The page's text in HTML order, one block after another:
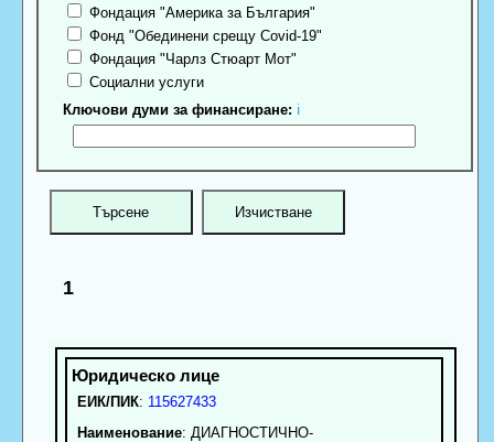
Фондация "Америка за България"
Фонд "Обединени срещу Covid-19"
Фондация "Чарлз Стюарт Мот"
Социални услуги
Ключови думи за финансиране: ℹ
1
ЕИК/ПИК: 115627433
Наименование: ДИАГНОСТИЧНО-